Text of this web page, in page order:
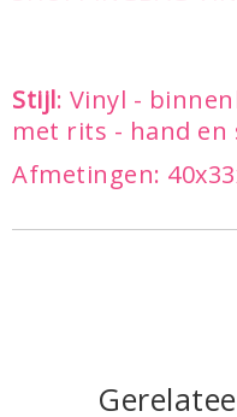
Stijl: Vinyl -
met rits - hand en
Afmetingen: